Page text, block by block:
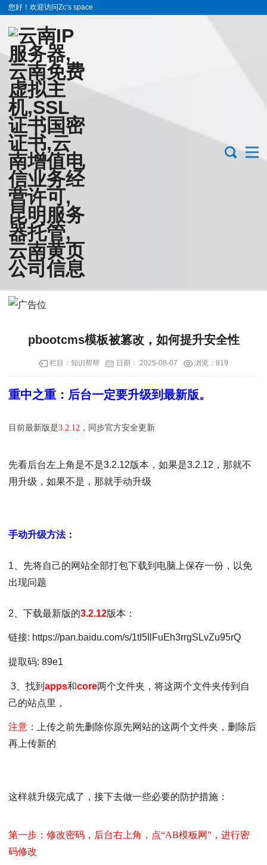
您好！欢迎访问Zc‘s space
pbootcms模板被篡改，如何提升安全性
栏目： 知识帮帮 日期： 2025-08-07 浏览：819
重中之重：后台一定要升级到最新版。
目前最新版是3.2.12， 同步官方安全更新
先看后台左上角是不是3.2.12版本，如果是3.2.12，那就不
用升级，如果不是，那就手动升级
手动升级方法：
1、先将自己的网站全部打包下载到电脑上保存一份，以免
出现问题
2、下载最新版的3.2.12版本：
链接: https://pan.baidu.com/s/1tI5IlFuEh3rrgSLvZu95rQ
提取码: 89e1
3、找到 apps和core两个文件夹，将这两个文件夹传到自
己的站点里，
注意：
上传之前先删除你原先网站的这两个文件夹，删除后
再上传新的
这样就升级完成了，接下去做一些必要的防护措施：
第一步：修改密码，后台右上角，点“AB模板网”，进行密
码修改